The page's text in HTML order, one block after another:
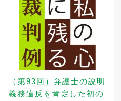
（第93回）弁護士の説明
義務違反を肯定した初の